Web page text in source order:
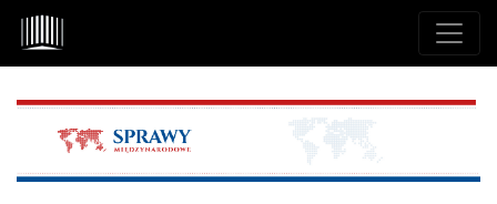
Przejdź do głównego menu
Przejdź do sekcji głównej
Przejdź do stopki